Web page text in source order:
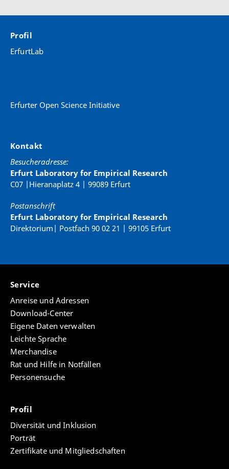
Profil
ErfurtLab
Erfurter Open Science Initiative
Kontakt
Besucheradresse:
Erfurt Laboratory for Empirical Research
C07 |Hieranaplatz 4 | 99089 Erfurt
Postanschrift
Erfurt Laboratory for Empirical Research
Direktorium| Postfach 90 02 21 | 99105 Erfurt
Service
Anreise und Adressen
Download-Center
Eigene Daten verwalten
Leichte Sprache
Merchandise
Rat und Hilfe in Notfällen
Personensuche
Profil
Diversität und Inklusion
Porträt
Zertifikate und Mitgliedschaften